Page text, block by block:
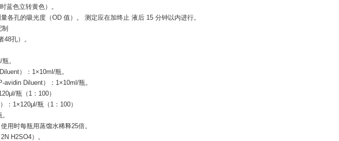
蓝色立转黄色）。
各孔的吸光度（OD 值）。 测定应在加终止 液后 15 分钟以内进行。
孔）。
。
）：1×10ml/瓶。
Diluent）：1×10ml/瓶。
瓶（1：100）
：1×120μl/瓶（1：100）
用时每瓶用蒸馏水稀释25倍。
H2SO4）。